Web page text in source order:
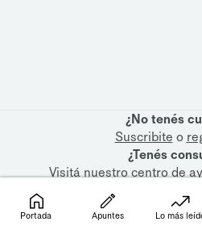
¿No tenés
Suscribite o
¿Tenés
Visitá nuestrocentro de
Portada Apuntes Lo más